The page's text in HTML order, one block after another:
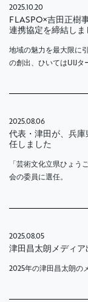
2025.10.20
FLASPO×吉田正樹
連携協定を締結しま
地域の魅力を最大限に
の創出、ひいてはUIJタ
2025.08.06
代表・津田が、兵
任しました
「芸術文化立県ひょ
会の委員に選任。
2025.08.05
津田昌太朗メディア
2025年の津田昌太朗の